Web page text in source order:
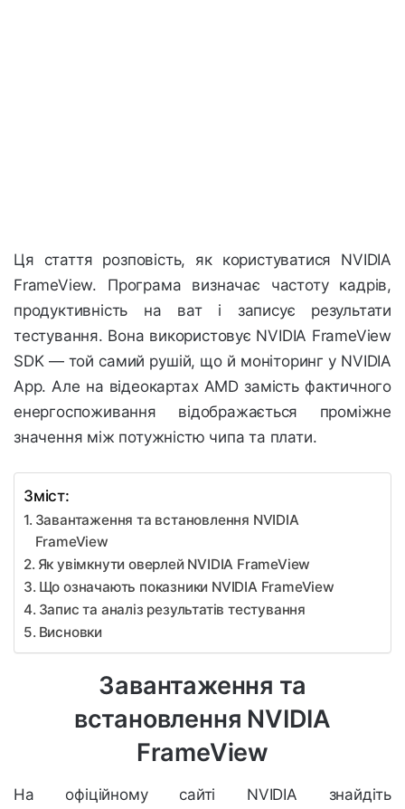
Ця стаття розповість, як користуватися NVIDIA
FrameView. Програма визначає частоту кадрів,
продуктивність на ват і записує результати
тестування. Вона використовує NVIDIA FrameView
SDK — той самий рушій, що й моніторинг у NVIDIA
App. Але на відеокартах AMD замість фактичного
енергоспоживання відображається проміжне
значення між потужністю чипа та плати.
Зміст:
Завантаження та встановлення NVIDIA
FrameView
Як увімкнути оверлей NVIDIA FrameView
Що означають показники NVIDIA FrameView
Запис та аналіз результатів тестування
Висновки
Завантаження та
встановлення NVIDIA
FrameView
На офіційному сайті NVIDIA знайдіть